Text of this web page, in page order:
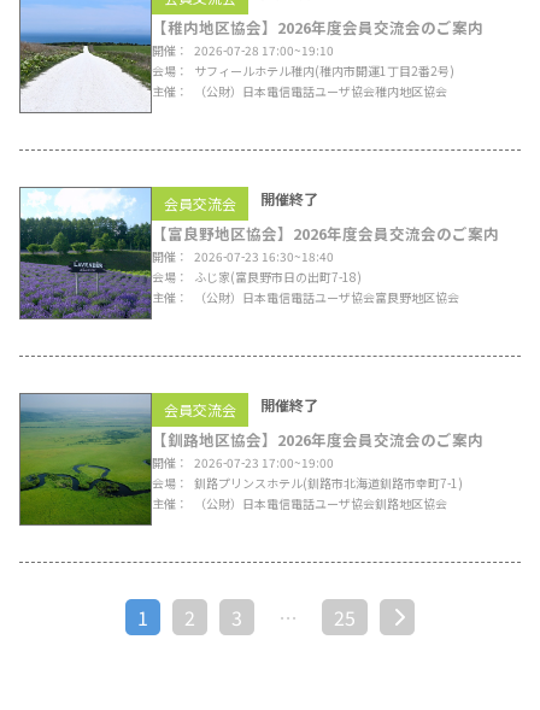
【稚内地区協会】2026年度会員交流会のご案内
開催
2026-07-28 17:00~19:10
会場
サフィールホテル稚内(稚内市開運1丁目2番2号)
主催
（公財）日本電信電話ユーザ協会稚内地区協会
会員交流会 開催終了
【富良野地区協会】2026年度会員交流会のご案内
開催
2026-07-23 16:30~18:40
会場
ふじ家(富良野市日の出町7-18)
主催
（公財）日本電信電話ユーザ協会富良野地区協会
会員交流会 開催終了
【釧路地区協会】2026年度会員交流会のご案内
開催
2026-07-23 17:00~19:00
会場
釧路プリンスホテル(釧路市北海道釧路市幸町7-1)
主催
（公財）日本電信電話ユーザ協会釧路地区協会
1 2 3 … 25 次へ »